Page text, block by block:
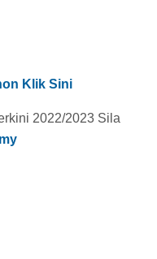
Klik Sini
2022/2023 Sila